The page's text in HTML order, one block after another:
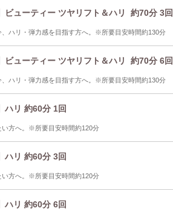
ビューティー ツヤリフト＆ハリ 約70分 3回
、ハリ・弾力感を目指す方へ。※所要目安時間約130分
ビューティー ツヤリフト＆ハリ 約70分 6回
、ハリ・弾力感を目指す方へ。※所要目安時間約130分
ハリ 約60分 1回
い方へ。※所要目安時間約120分
ハリ 約60分 3回
い方へ。※所要目安時間約120分
ハリ 約60分 6回